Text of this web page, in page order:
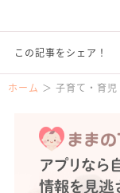
この記事をシェア！
ホーム 子育て・育児